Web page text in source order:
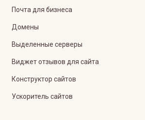
Почта для бизнеса
Домены
Выделенные серверы
Виджет отзывов для сайта
Конструктор сайтов
Ускоритель сайтов